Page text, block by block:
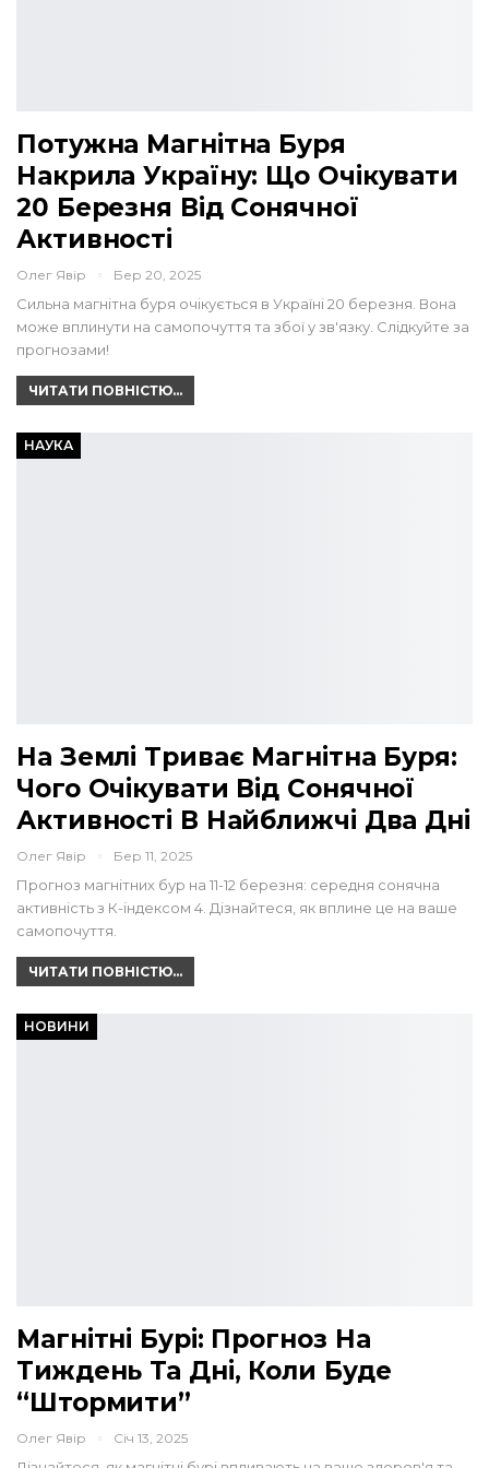
Потужна Магнітна Буря
Накрила Україну: Що Очікувати
20 Березня Від Сонячної
Активності
Олег Явір Бер 20, 2025
Сильна магнітна буря очікується в Україні 20 березня. Вона
може вплинути на самопочуття та збої у зв'язку. Слідкуйте за
прогнозами!
ЧИТАТИ ПОВНІСТЮ...
НАУКА
На Землі Триває Магнітна Буря:
Чого Очікувати Від Сонячної
Активності В Найближчі Два Дні
Олег Явір Бер 11, 2025
Прогноз магнітних бур на 11-12 березня: середня сонячна
активність з К-індексом 4. Дізнайтеся, як вплине це на ваше
самопочуття.
ЧИТАТИ ПОВНІСТЮ...
НОВИНИ
Магнітні Бурі: Прогноз На
Тиждень Та Дні, Коли Буде
“штормити”
Олег Явір Січ 13, 2025